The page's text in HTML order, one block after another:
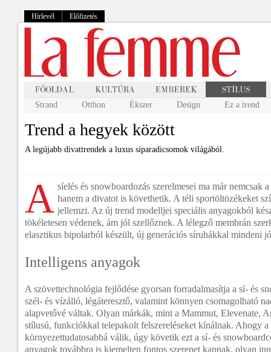
Hírlevél Előfizetés
Strand Otthon Ékszer Design Ez a trend
Trend a hegyek között
A legújabb divattrendek a luxus síparadicsomok világából.
A síelés és snowboardozás szerelmesei ma már nemcsak
hanem a divatot is követhetik. A téli sportöltözékeket
jellemzi. Az új trend modelljei speciális anyagokból
tökéletesen védenek, ám jól szellőznek. A lélegző membrán
elasztikus bipolarból készült, új generációs síruhákkal mindeni
Intelligens anyagok
A szövettechnológia fejlődése gyorsan forradalmasítja a sí- és
szél- és vízálló, légáteresztő, valamint könnyen csomagolható
alapvetővé váltak. Olyan márkák, mint a Mammut, Elevenate,
stílusú, funkciókkal telepakolt felszereléseket kínálnak. Ahogy
környezettudatosabbá válik, úgy követik ezt a sí- és
anyagok továbbra is kiemelten fontos szerepet kapnak, olyan